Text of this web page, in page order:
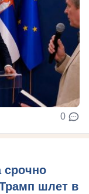
0
срочно
шлет в